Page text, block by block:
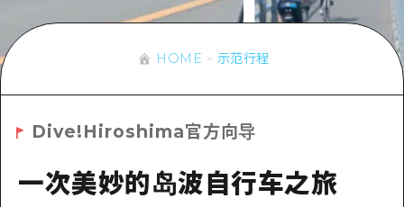
历史·文化
美北
艺北
东山口
半天
艺北
宫岛周边
东山口
爱媛
岛根
行李寄存和运送服务
HOME
HOME 示范行程
Dive!Hiroshima官方向导
一次美妙的岛波自行车之旅